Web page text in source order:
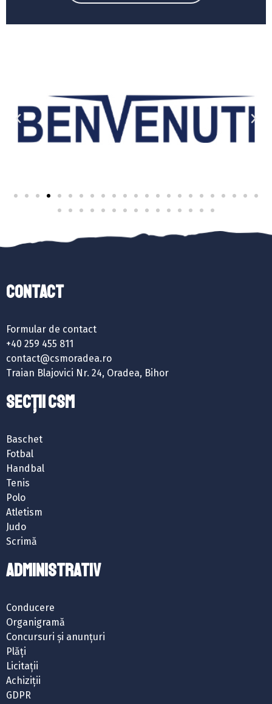
Contact
Formular de contact
+40 259 455 811
contact@csmoradea.ro
Traian Blajovici Nr. 24, Oradea, Bihor
SECȚII CSM
Baschet
Fotbal
Handbal
Tenis
Polo
Atletism
Judo
Scrimă
ADMINISTRATIV
Conducere
Organigramă
Concursuri și anunțuri
Plăți
Licitații
Achiziții
GDPR